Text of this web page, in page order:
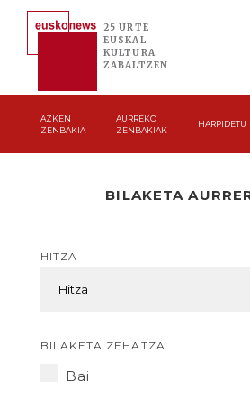
25 URTE
EUSKAL
KULTURA
ZABALTZEN
AZKEN
ZENBAKIA
AURREKO
ZENBAKIAK
HARPIDETU
BILAKETA
HITZA
BILAKETA ZEHATZA
Bai